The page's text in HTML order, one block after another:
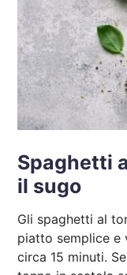
Spaghetti
il sugo
Gli spaghetti al
piatto semplice e
circa 15 minuti.